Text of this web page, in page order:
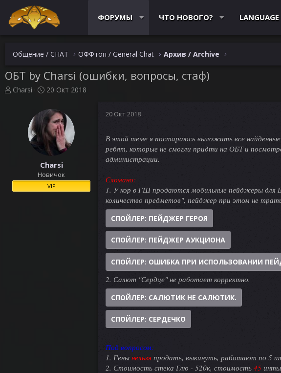
ФОРУМЫ ЧТО НОВОГО? LANGUAGE
Общение / CHAT ОФФтоп / General Chat Архив / Archive
ОБТ by Charsi (ошибки, вопросы, стаф)
А
Charsi
Д
т
а
н
а
ч
а
л
а
20 Окт 2018
Charsi
Новичок
VIP
20 Окт 2018
В этой теме я постараюсь выложить все
ребят, которые не смогли придти на ОБТ и
администрации.
Сломано:
1. У кор в ГШ продаются мобильные пейджеры для
количество предметов", пейджер при этом не
СПОЙЛЕР: ПЕЙДЖЕР ГЕРОЯ
СПОЙЛЕР: ПЕЙДЖЕР АУКЦИОНА
СПОЙЛЕР: ОШИБКА ПРИ ИСПОЛЬЗОВАНИИ
2. Салют "Сердце" не работает корректно.
СПОЙЛЕР: САЛЮТИК НЕ САЛЮТИК.
СПОЙЛЕР: СЕРДЕЧКО
Под вопросом:
1. Гены нельзя продать, выкинуть, работают по 5
2. Стоимость стека Глю - 520к, стоимость 45